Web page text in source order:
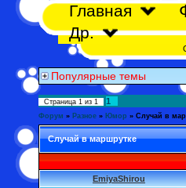
Главная
Др.
Популярные темы
Страница 1 из 1 1
Форум » Разное » Юмор » Случай в
Случай в маршрутке
EmiyaShirou